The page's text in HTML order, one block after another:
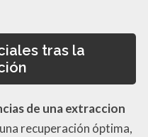
tras la
de una extraccion
recuperación óptima,